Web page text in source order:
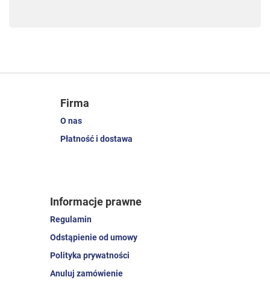
Firma
O nas
Płatność i dostawa
Informacje prawne
Regulamin
Odstąpienie od umowy
Polityka prywatności
Anuluj zamówienie